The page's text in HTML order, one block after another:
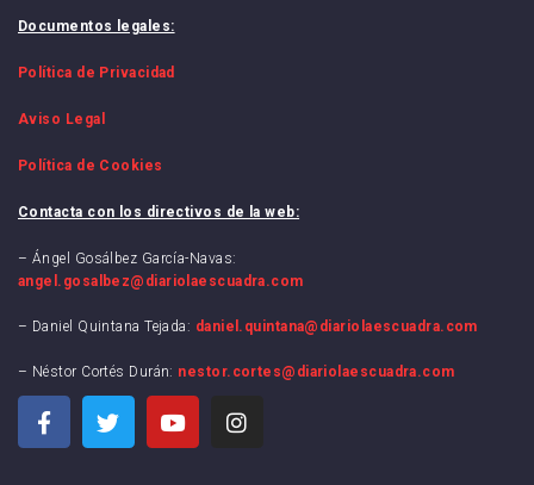
Documentos legales:
Política de Privacidad
Aviso Legal
Política de Cookies
Contacta con los directivos de la web:
– Ángel Gosálbez García-Navas:
angel.gosalbez@diariolaescuadra.com
– Daniel Quintana Tejada: daniel.quintana@diariolaescuadra.com
– Néstor Cortés Durán: nestor.cortes@diariolaescuadra.com